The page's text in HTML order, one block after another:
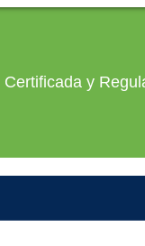
Certificada y